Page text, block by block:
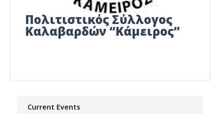
Πολιτιστικός Σύλλογος
Καλαβαρδών “Κάμειρος”
Current Events